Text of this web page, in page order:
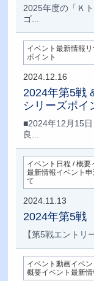
2025年度の「Ｋ
ゴ...
イベント最新情報リ
ポイント
2024.12.16
2024年第5戦
シリーズポイ
■2024年12月15
良...
イベント日程 / 概要
最新情報イベント
て
2024.11.13
2024年第5戦
【第5戦エントリ
イベント動画イベ
概要イベント最新情